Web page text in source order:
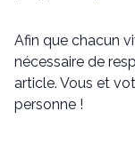
Afin que chacun
nécessaire de
article. Vous et
personne !